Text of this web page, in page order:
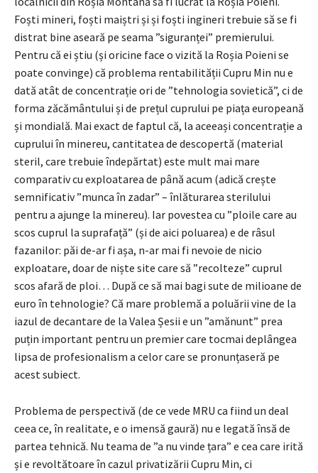
Foști mineri, foști maiștri și și foști ingineri trebuie să se fi
distrat bine aseară pe seama ”siguranței” premierului.
Pentru că ei știu (și oricine face o vizită la Roșia Poieni se
poate convinge) că problema rentabilității Cupru Min nu e
dată atât de concentrație ori de ”tehnologia sovietică”, ci de
forma zăcământului și de prețul cuprului pe piața europeană
și mondială. Mai exact de faptul că, la aceeași concentrație a
cuprului în minereu, cantitatea de descopertă (material
steril, care trebuie îndepărtat) este mult mai mare
comparativ cu exploatarea de până acum (adică crește
semnificativ ”munca în zadar” – înlăturarea sterilului
pentru a ajunge la minereu). Iar povestea cu ”ploile care au
scos cuprul la suprafață” (și de aici poluarea) e de râsul
fazanilor: păi de-ar fi așa, n-ar mai fi nevoie de nicio
exploatare, doar de niște site care să ”recolteze” cuprul
scos afară de ploi… După ce să mai bagi sute de milioane de
euro în tehnologie? Că mare problemă a poluării vine de la
iazul de decantare de la Valea Șesii e un ”amănunt” prea
puțin important pentru un premier care tocmai deplângea
lipsa de profesionalism a celor care se pronunțaseră pe
acest subiect.
Problema de perspectivă (de ce vede MRU ca fiind un deal
ceea ce, în realitate, e o imensă gaură) nu e legată însă de
partea tehnică. Nu teama de ”a nu vinde țara” e cea care irită
și e revoltătoare în cazul privatizării Cupru Min, ci